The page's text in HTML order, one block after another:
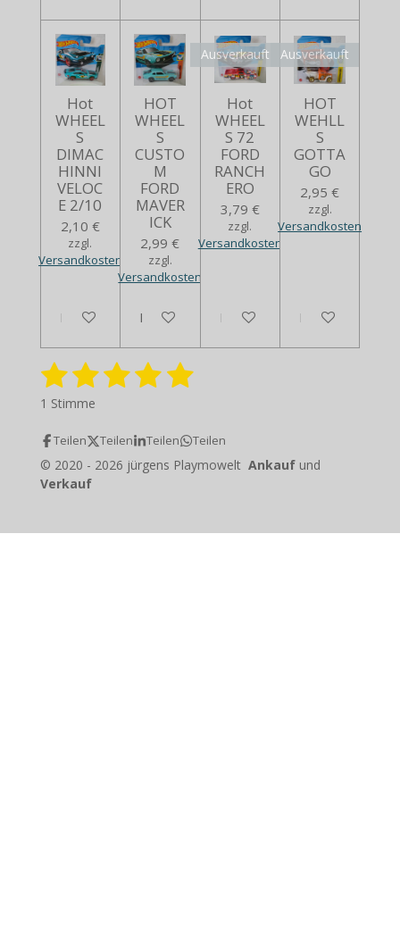
Hot
WHEEL
S
DIMAC
HINNI
VELOC
E 2/10
2,10 €
zzgl.
Versandkosten
In den Warenkorb
HOT
WHEEL
S
CUSTO
M
FORD
MAVER
ICK
2,99 €
zzgl.
Versandkosten
In den Warenkorb
Ausverkauft
Hot
WHEEL
S 72
FORD
RANCH
ERO
3,79 €
zzgl.
Versandkosten
Bei Verfügbarkeit
Ausverkauft
HOT
WEHLL
S
GOTTA
GO
2,95 €
zzgl.
Versandkosten
Bei
B
e
w
r
t
u
:
1
S
t
e
r
2
S
t
e
r
e
3
t
e
e
4
t
e
e
5
t
e
e
B
r
u
b
1 Stimme
Teilen Teilen Teilen Teilen
© 2020 - 2026 jürgens Playmowelt Ankaufund
Verkauf